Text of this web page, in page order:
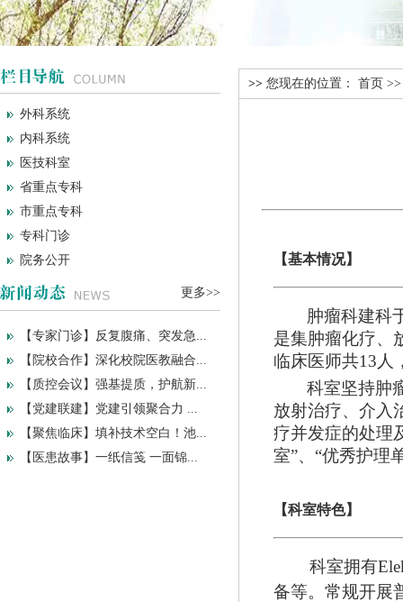
外科系统
内科系统
医技科室
省重点专科
市重点专科
专科门诊
院务公开
更多>>
【专家门诊】反复腹痛、突发急...
【院校合作】深化校院医教融合...
【质控会议】强基提质，护航新...
【党建联建】党建引领聚合力 ...
【聚焦临床】填补技术空白！池...
【医患故事】一纸信笺 一面锦...
>> 您现在的位置： 首页
【基本情况】
肿瘤科建科
是集肿瘤化疗、
临床医师共13人
科室坚持肿
放射治疗、介入
疗并发症的处理
室”、“优秀护理
【科室特色】
科室拥有
备等。常规开展